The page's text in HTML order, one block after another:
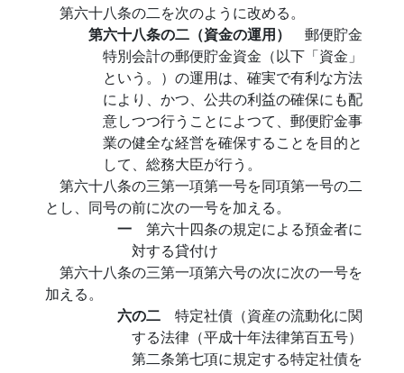
第六十八条の二を次のように改める。
第六十八条の二（資金の運用） 郵便貯金
特別会計の郵便貯金資金（以下「資金」
という。）の運用は、確実で有利な方法
により、かつ、公共の利益の確保にも配
意しつつ行うことによつて、郵便貯金事
業の健全な経営を確保することを目的と
して、総務大臣が行う。
第六十八条の三第一項第一号を同項第一号の二
とし、同号の前に次の一号を加える。
一 第六十四条の規定による預金者に
対する貸付け
第六十八条の三第一項第六号の次に次の一号を
加える。
六の二 特定社債（資産の流動化に関
する法律（平成十年法律第百五号）
第二条第七項に規定する特定社債を